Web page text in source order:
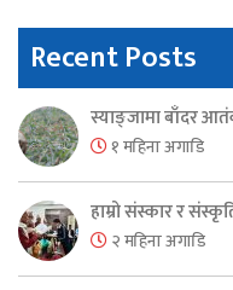
Recent Posts
स्याङ्जामा बाँदर
१ महिना अगाडि
हाम्रो संस्कार र
२ महिना अगाडि